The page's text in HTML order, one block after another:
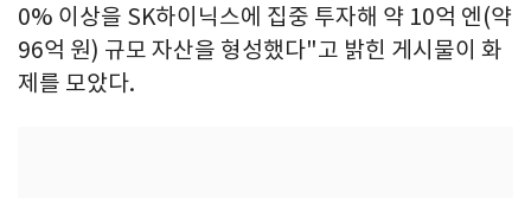
0% 이상을 SK하이닉스에 집중 투자해 약 10억 엔(약
96억 원) 규모 자산을 형성했다"고 밝힌 게시물이 화
제를 모았다.